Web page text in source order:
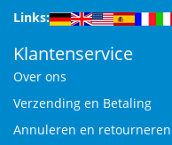
Links:
Klantenservice
Over ons
Verzending en Betaling
Annuleren en retourneren